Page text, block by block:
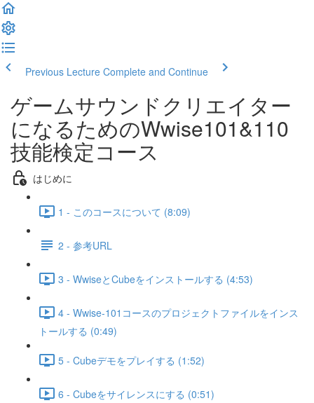
Previous Lecture Complete and Continue
ゲームサウンドクリエイター
になるためのWwise101&110
技能検定コース
はじめに
1 - このコースについて (8:09)
2 - 参考URL
3 - WwiseとCubeをインストールする (4:53)
4 - Wwise-101コースのプロジェクトファイルをインス
トールする (0:49)
5 - Cubeデモをプレイする (1:52)
6 - Cubeをサイレンスにする (0:51)